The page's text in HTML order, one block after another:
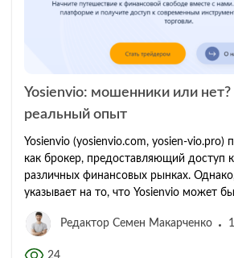
Yosienvio: мошенники или
реальный опыт
Yosienvio (yosienvio.com, yosien-vio.pro)
как брокер, предоставляющий доступ
различных финансовых рынках.
указывает на то, что Yosienvio может
Редактор Семен Макарченко
24